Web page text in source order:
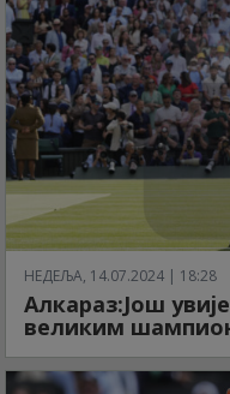
НЕДЕЉА, 14.07.2024 | 18:28
Алкараз:Још
великим